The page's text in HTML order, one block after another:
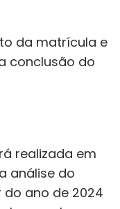
da matrícula e
conclusão do
realizada em
análise do
do ano de 2024